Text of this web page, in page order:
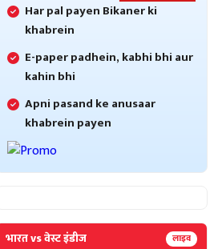
Har pal payen Bikaner ki
khabrein
E-paper padhein, kabhi bhi aur
kahin bhi
Apni pasand ke anusaar
khabrein payen
भारत vs वेस्ट इंडीज लाइव